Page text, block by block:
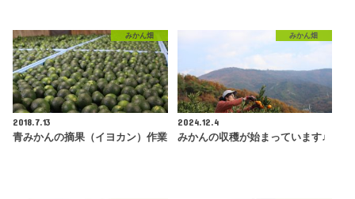
みかん畑
2018.7.13
青みかんの摘果（イヨカン）作業
みかん畑
2024.12.4
みかんの収穫が始まっています♩